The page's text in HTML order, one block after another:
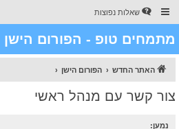
שאלות נפוצות
מתמחים טופ - הפורום הישן
האתר החדש הפורום הישן
צור קשר עם מנהל ראשי
נמען: